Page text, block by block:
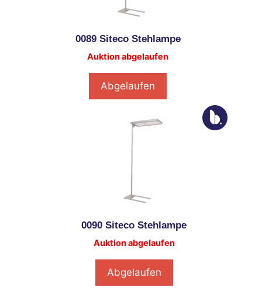
0089 Siteco Stehlampe
Auktion abgelaufen
Abgelaufen
0090 Siteco Stehlampe
Auktion abgelaufen
Abgelaufen